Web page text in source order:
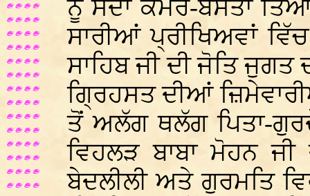
ਨੂੰ ਸਦਾ ਕਮਰ-ਬਸਤਾ
ਸਾਰੀਆਂ ਪ੍ਰੀਖਿਅਵਾਂ
ਸਾਹਿਬ ਜੀ ਦੀ ਜੋਤਿ
ਗ੍ਰਿਹਸਤ ਦੀਆਂ
ਤੋਂ ਅਲੱਗ ਥਲੱਗ ਪਿਤਾ-
ਵਿਹਲੜ ਬਾਬਾ ਮੋਹਨ
ਬੇਦਲੀਲੀ ਅਤੇ ਗੁਰਮਤਿ